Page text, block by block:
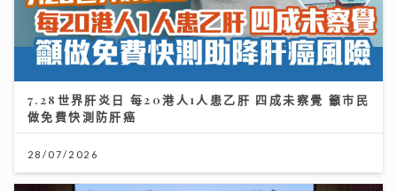
7.28世界肝炎日 每20港人1人患乙肝 四成未察覺 籲市民
做免費快測防肝癌
28/07/2026